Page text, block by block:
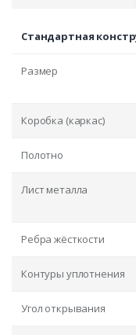
Стандартная
Размер
Коробка (каркас)
Полотно
Лист металла
Ребра жёсткости
Контуры уплотнения
Угол открывания